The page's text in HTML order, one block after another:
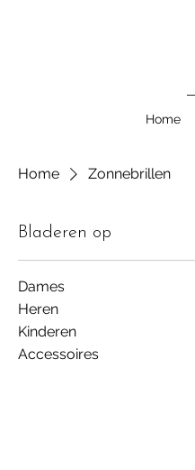
Home
Home Zonnebrillen
Bladeren op
Dames
Heren
Kinderen
Accessoires